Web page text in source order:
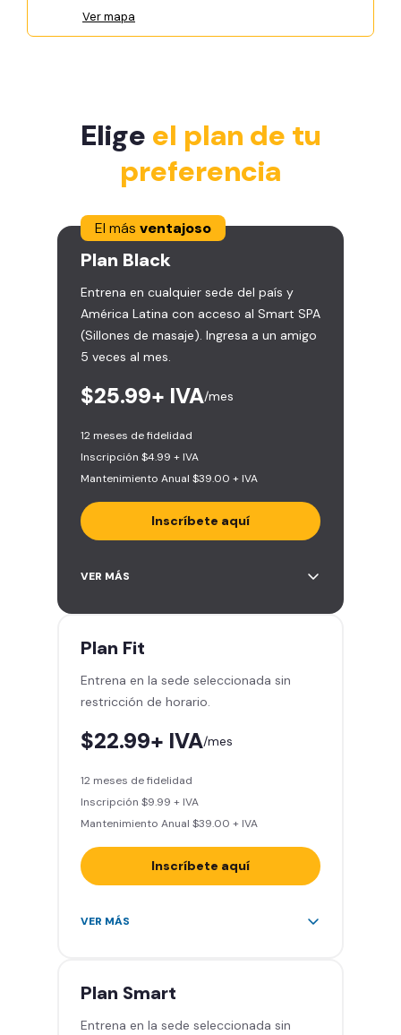
Ver mapa
Elige el plan de tu
preferencia
El más ventajoso
Plan Black
Entrena en cualquier sede del país y
América Latina con acceso al Smart SPA
(Sillones de masaje). Ingresa a un amigo
5 veces al mes.
$25.99+ IVA/mes
12 meses de fidelidad
Inscripción $4.99 + IVA
Mantenimiento Anual $39.00 + IVA
Inscríbete aquí
Área de peso libre, peso
grupales
gimnasio
Smart Fit App
Smart Fit Go
veces al mes
Sin cargo de cancelación
VER MÁS
Plan Fit
Entrena en la sede seleccionada sin
restricción de horario.
$22.99+ IVA/mes
12 meses de fidelidad
Inscripción $9.99 + IVA
Mantenimiento Anual $39.00 + IVA
Inscríbete aquí
Área de peso libre, peso
gimnasio
Smart Fit App
VER MÁS
Plan Smart
Entrena en la sede seleccionada sin